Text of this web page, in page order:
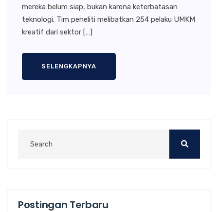
mereka belum siap, bukan karena keterbatasan
teknologi. Tim peneliti melibatkan 254 pelaku UMKM
kreatif dari sektor […]
SELENGKAPNYA
Postingan Terbaru